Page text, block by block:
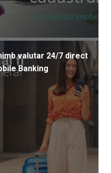
valutar 24/7 direct
Banking